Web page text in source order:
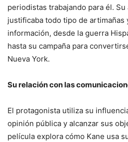
periodistas trabajando para él.
justificaba todo tipo de artimañas
información, desde la guerra
hasta su campaña para
Nueva York.
Su relación con las
El protagonista utiliza su
opinión pública y alcanzar sus
película explora cómo Kane usa